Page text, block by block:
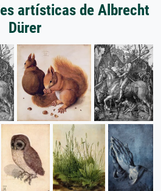
artísticas de Albrecht
Dürer